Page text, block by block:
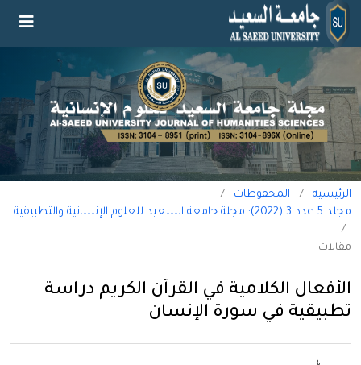
الرئيسية / المحفوظات
/
مجلد 5 عدد 3 (2022): مجلة جامعة السعيد للعلوم الإنسانية والتطبيقية
/
مقالات
الأفعال الكلامية في القرآن الكريم دراسة
تطبيقية في سورة الإنسان